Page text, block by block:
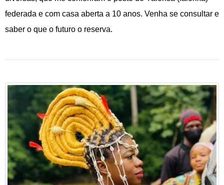
federada e com casa aberta a 10 anos. Venha se consultar e
saber o que o futuro o reserva.